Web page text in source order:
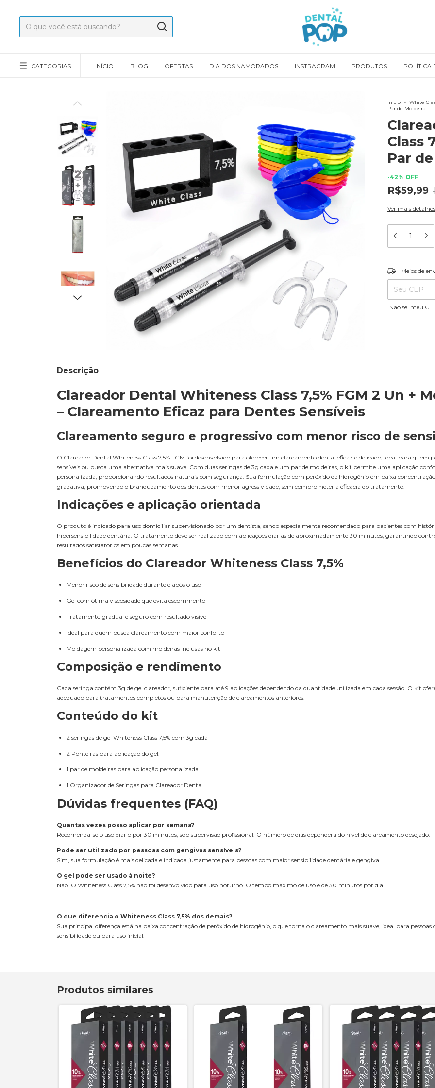
CATEGORIAS INÍCIO BLOG OFERTAS DIA DOS NAMORADOS INSTRAGRAM PRODUTOS POLÍTICA
Início > White
Par de Moldeira
Class
Par
-42% OFF
R$59,99
Ver mais detalhes
Entregas para o
Meios de
Não sei meu
Descrição
Clareador Dental Whiteness Class 7,5% FGM 2 Un +
– Clareamento Eficaz para Dentes Sensíveis
Clareamento seguro e progressivo com menor risco de
O Clareador Dental Whiteness Class 7,5% FGM foi desenvolvido para oferecer um clareamento dental eficaz e delicado, ideal para quem
sensíveis ou busca uma alternativa mais suave. Com duas seringas de 3g cada e um par de moldeiras, o kit permite uma aplicação
personalizada, proporcionando resultados naturais com segurança. Sua formulação com peróxido de hidrogênio em baixa
gradativa, promovendo o branqueamento dos dentes com menor agressividade, sem comprometer a eficácia do tratamento.
Indicações e aplicação orientada
O produto é indicado para uso domiciliar supervisionado por um dentista, sendo especialmente recomendado para pacientes com
hipersensibilidade dentária. O tratamento deve ser realizado com aplicações diárias de aproximadamente 30 minutos, garantindo
resultados satisfatórios em poucas semanas.
Benefícios do Clareador Whiteness Class 7,5%
Menor risco de sensibilidade durante e após o uso
Gel com ótima viscosidade que evita escorrimento
Tratamento gradual e seguro com resultado visível
Ideal para quem busca clareamento com maior conforto
Moldagem personalizada com moldeiras inclusas no kit
Composição e rendimento
Cada seringa contém 3g de gel clareador, suficiente para até 9 aplicações dependendo da quantidade utilizada em cada sessão. O kit
adequado para tratamentos completos ou para manutenção de clareamentos anteriores.
Conteúdo do kit
2 seringas de gel Whiteness Class 7,5% com 3g cada
2 Ponteiras para aplicação do gel.
1 par de moldeiras para aplicação personalizada
1 Organizador de Seringas para Clareador Dental.
Dúvidas frequentes (FAQ)
Quantas vezes posso aplicar por semana?
Recomenda-se o uso diário por 30 minutos, sob supervisão profissional. O número de dias dependerá do nível de clareamento desejado.
Pode ser utilizado por pessoas com gengivas sensíveis?
Sim, sua formulação é mais delicada e indicada justamente para pessoas com maior sensibilidade dentária e gengival.
O gel pode ser usado à noite?
Não. O Whiteness Class 7,5% não foi desenvolvido para uso noturno. O tempo máximo de uso é de 30 minutos por dia.
O que diferencia o Whiteness Class 7,5% dos demais?
Sua principal diferença está na baixa concentração de peróxido de hidrogênio, o que torna o clareamento mais suave, ideal para pessoas
sensibilidade ou para uso inicial.
Produtos similares